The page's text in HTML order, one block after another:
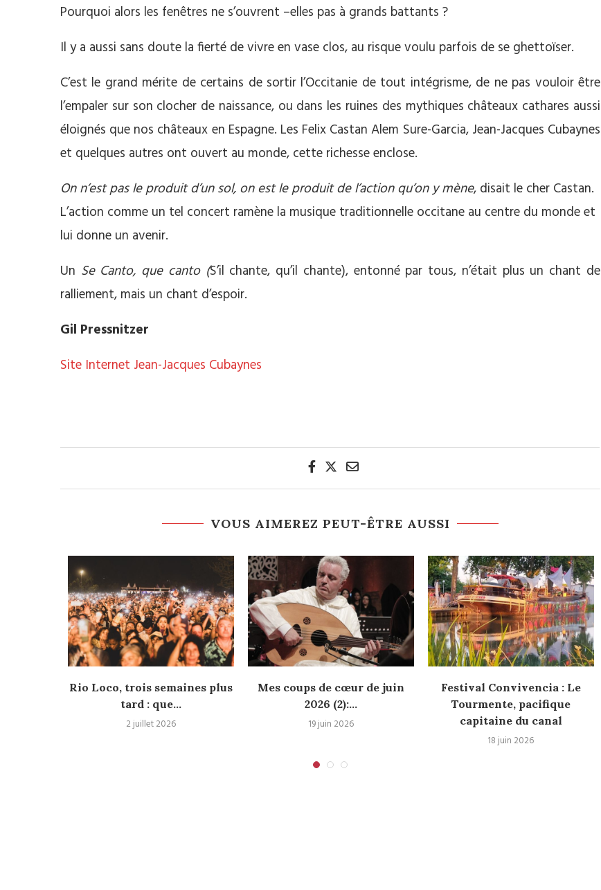
Pourquoi alors les fenêtres ne s’ouvrent –elles pas à grands battants ?
Il y a aussi sans doute la fierté de vivre en vase clos, au risque voulu parfois de se ghettoïser.
C’est le grand mérite de certains de sortir l’Occitanie de tout intégrisme, de ne pas vouloir être
l’empaler sur son clocher de naissance, ou dans les ruines des mythiques châteaux cathares aussi
éloignés que nos châteaux en Espagne. Les Felix Castan Alem Sure-Garcia, Jean-Jacques Cubaynes
et quelques autres ont ouvert au monde, cette richesse enclose.
On n’est pas le produit d’un sol, on est le produit de l’action qu’on y mène, disait le cher Castan.
L’action comme un tel concert ramène la musique traditionnelle occitane au centre du monde et
lui donne un avenir.
Un Se Canto, que canto (S’il chante, qu’il chante), entonné par tous, n’était plus un chant de
ralliement, mais un chant d’espoir.
Gil Pressnitzer
Site Internet Jean-Jacques Cubaynes
VOUS AIMEREZ PEUT-ÊTRE AUSSI
Rio Loco, trois semaines plus
tard : que...
2 juillet 2026
Mes coups de cœur de juin
2026 (2):...
19 juin 2026
Festival Convivencia : Le
Tourmente, pacifique
capitaine du canal
18 juin 2026